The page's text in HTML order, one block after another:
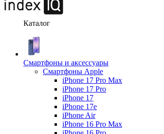
Каталог
Смартфоны и аксессуары
Смартфоны Apple
iPhone 17 Pro Max
iPhone 17 Pro
iPhone 17
iPhone 17e
iPhone Air
iPhone 16 Pro Max